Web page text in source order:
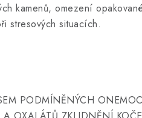
kamenů, omezení
stresových situacích.
PODMÍNĚNÝCH